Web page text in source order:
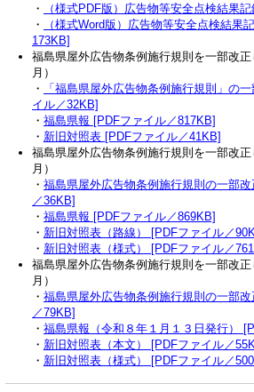
・
（様式PDF版）広告物等安全点検結果
・
（様式Word版）広告物等安全点検結果
173KB]
福島県屋外広告物条例施行規則を一部改
月）
・
「福島県屋外広告物条例施行規則」の
イル／32KB]
・ 福島県報 [PDFファイル／817KB]
・ 新旧対照表 [PDFファイル／41KB]
福島県屋外広告物条例施行規則を一部改
月）
・ 福島県屋外広告物条例施行規則の一部
／36KB]
・ 福島県報 [PDFファイル／869KB]
・ 新旧対照表（路線） [PDFファイル／
・ 新旧対照表（様式） [PDFファイル／
福島県屋外広告物条例施行規則を一部改正
月）
・ 福島県屋外広告物条例施行規則の一部
／79KB]
・ 福島県報（令和８年１月１３日発行）
・ 新旧対照表（本文） [PDFファイル／
・ 新旧対照表（様式） [PDFファイル／